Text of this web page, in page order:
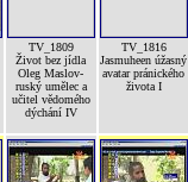
TV_1809
Život bez jídla
Oleg Maslov-
ruský umělec a
učitel vědomého
dýchání IV
TV_1816
Jasmuheen úžasný
avatar pránického
života I